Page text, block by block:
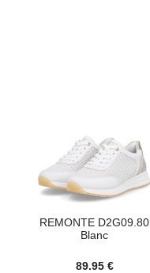
REMONTE D2G09.80
Blanc
89.95 €